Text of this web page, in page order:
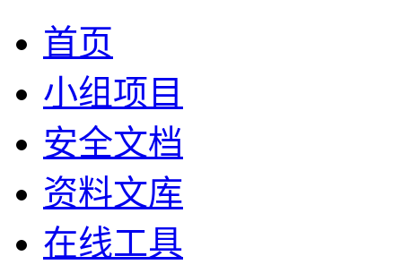
首页
小组项目
安全文档
资料文库
在线工具